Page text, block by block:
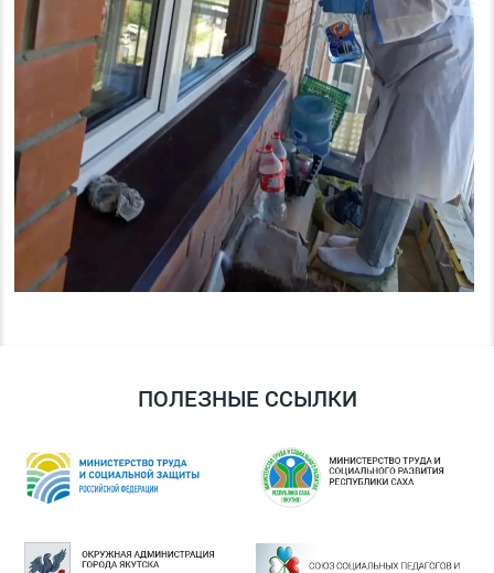
ПОЛЕЗНЫЕ ССЫЛКИ